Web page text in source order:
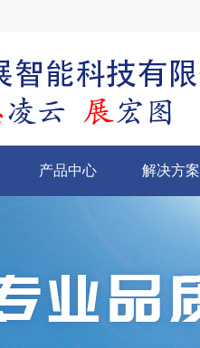
产品中心 解决方案